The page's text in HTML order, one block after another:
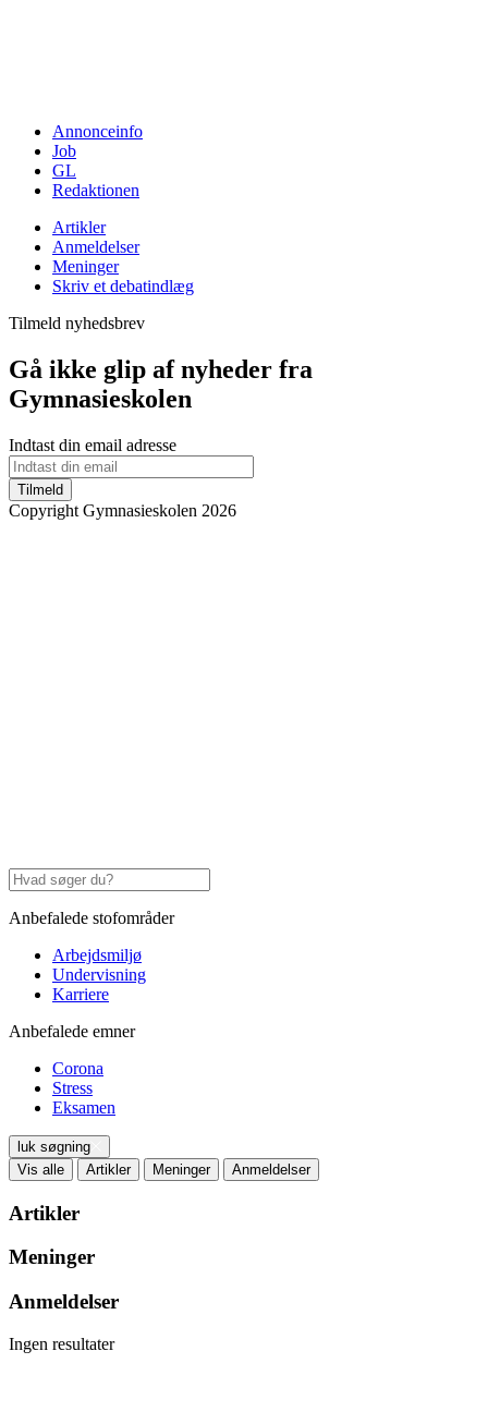
Annonceinfo
Job
GL
Redaktionen
Artikler
Anmeldelser
Meninger
Skriv et debatindlæg
Tilmeld nyhedsbrev
Gå ikke glip af nyheder fra
Gymnasieskolen
Indtast din email adresse
Tilmeld
Copyright Gymnasieskolen 2026
Anbefalede stofområder
Arbejdsmiljø
Undervisning
Karriere
Anbefalede emner
Corona
Stress
Eksamen
luk søgning
Vis alle
Artikler Meninger Anmeldelser
Artikler
Meninger
Anmeldelser
Ingen resultater